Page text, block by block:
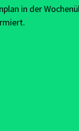
in der